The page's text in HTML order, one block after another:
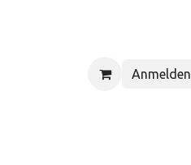
Anmelden